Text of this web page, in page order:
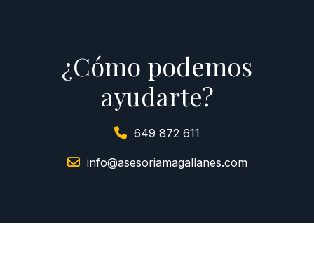
¿Cómo podemos
ayudarte?
649 872 611
info@asesoriamagallanes.com